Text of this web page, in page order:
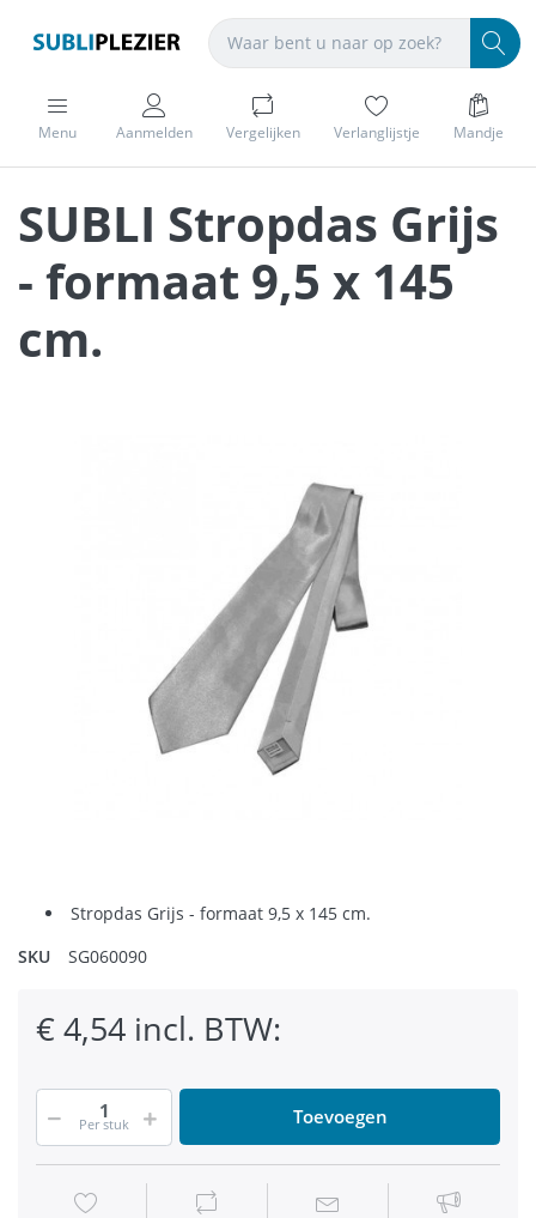
Menu Aanmelden Vergelijken Verlanglijstje Mandje
SUBLI Stropdas Grijs
- formaat 9,5 x 145
cm.
Stropdas Grijs - formaat 9,5 x 145 cm.
SKU
SG060090
€ 4,54 incl. BTW:
Per stuk Toevoegen